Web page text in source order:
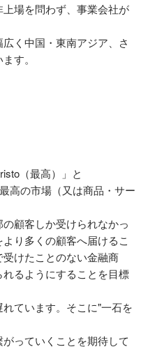
場を問わず、事業会社が
く中国・東南アジア、さ
す。
（最高）」と
高の市場（又は商品・サー
顧客しか受けられなかっ
り多くの顧客へ届けるこ
けたことのない金融商
るようにすることを目標
ています。そこに"一石を
っていくことを期待して